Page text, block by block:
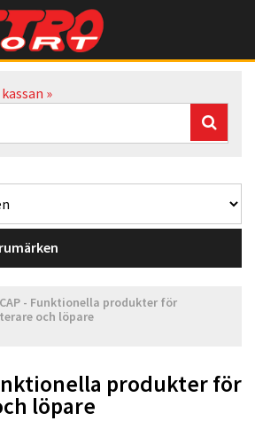
»
- Funktionella produkter för
och löpare
produkter för
löpare